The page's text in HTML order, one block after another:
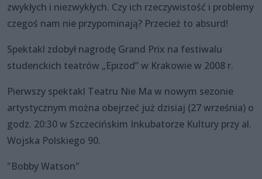
zwykłych i niezwykłych. Czy ich rzeczywistość i problemy
czegoś nam nie przypominają? Przecież to absurd!
Spektakl zdobył nagrodę Grand Prix na festiwalu
studenckich teatrów „Epizod” w Krakowie w 2008 r.
Pierwszy spektakl Teatru Nie Ma w nowym sezonie
artystycznym można obejrzeć już dzisiaj (27 września) o
godz. 20:30 w Szczecińskim Inkubatorze Kultury przy al.
Wojska Polskiego 90.
"Bobby Watson"